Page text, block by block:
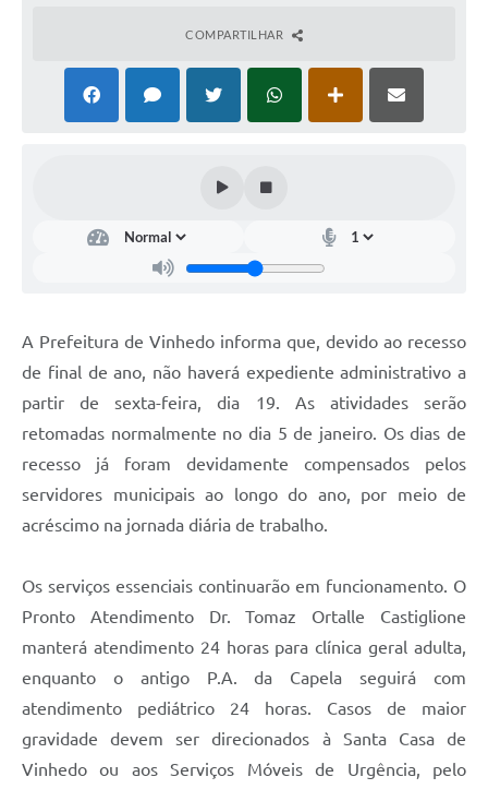
Normas e Legislação
Sistema de Protocolo
Fala.BR
Listagem dos CEPs de Vinhedo
Acesso à Informação
Contratos
Associação dos Servidores Públicos Municipais de
Vinhedo
Audiências Públicas
Carta de Serviços
Arquivos para Download
Galeria de Vídeos
COMPARTILHAR
A Prefeitura de Vinhedo informa que, devido ao recesso
de final de ano, não haverá expediente administrativo a
partir de sexta-feira, dia 19. As atividades serão
retomadas normalmente no dia 5 de janeiro. Os dias de
recesso já foram devidamente compensados pelos
servidores municipais ao longo do ano, por meio de
acréscimo na jornada diária de trabalho.
Os serviços essenciais continuarão em funcionamento. O
Pronto Atendimento Dr. Tomaz Ortalle Castiglione
manterá atendimento 24 horas para clínica geral adulta,
enquanto o antigo P.A. da Capela seguirá com
atendimento pediátrico 24 horas. Casos de maior
gravidade devem ser direcionados à Santa Casa de
Vinhedo ou aos Serviços Móveis de Urgência, pelo